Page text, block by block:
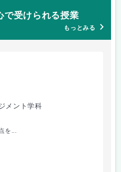
で受けられる授業
もっとみる
メント学科
を...